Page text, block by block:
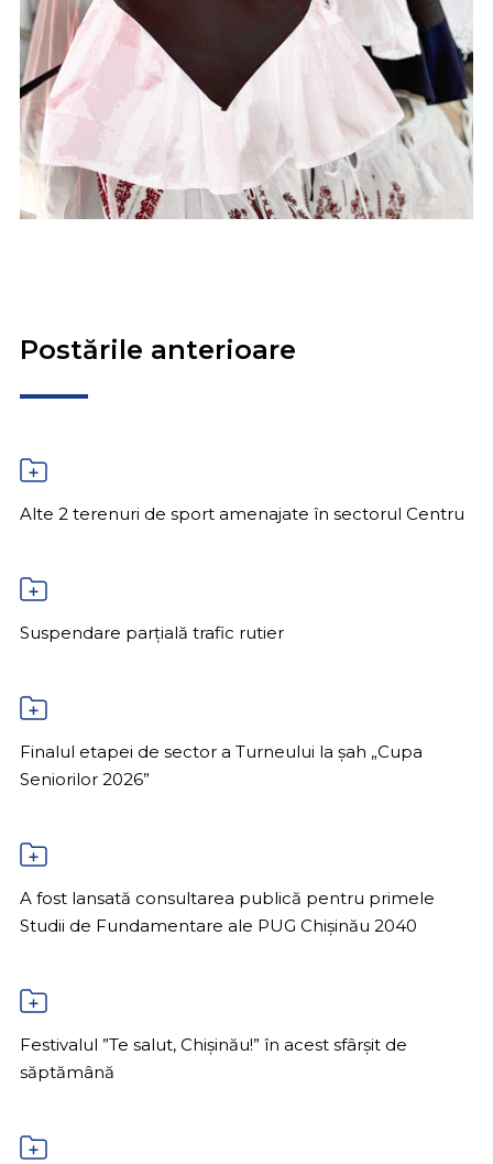
Postările anterioare
Alte 2 terenuri de sport amenajate în sectorul Centru
Suspendare parțială trafic rutier
Finalul etapei de sector a Turneului la șah „Cupa
Seniorilor 2026”
A fost lansată consultarea publică pentru primele
Studii de Fundamentare ale PUG Chișinău 2040
Festivalul ”Te salut, Chișinău!” în acest sfârșit de
săptămână